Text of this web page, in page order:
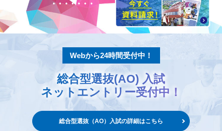
Webから24時間受付中！
総合型選抜(AO) 入試
ネットエントリー受付中！
総合型選抜（AO）入試の詳細はこちら